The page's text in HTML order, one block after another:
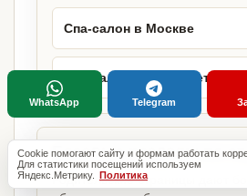
Спа-салон в Москве
Спа-салон в Санкт-
Базовые разделы по
Родительские страницы дают
Cookie помогают сайту и формам работать
Для статистики посещений используем
Яндекс.Метрику. Политика
WhatsApp Telegram